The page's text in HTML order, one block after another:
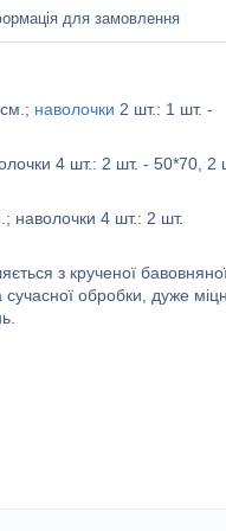
для замовлення
наволочки 2 шт.: 1 шт. -
4 шт.: 2 шт. - 50*70, 2
наволочки 4 шт.: 2 шт.
з крученої
сучасної обробки, дуже